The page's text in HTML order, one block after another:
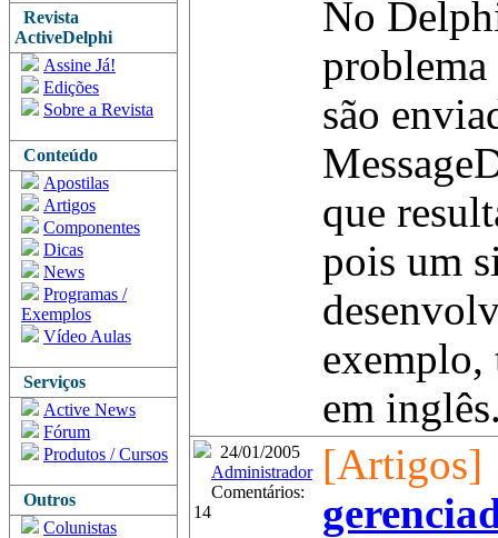
Revista
ActiveDelphi
Assine Já!
Edições
Sobre a Revista
Conteúdo
Apostilas
Artigos
Componentes
Dicas
News
Programas /
Exemplos
Vídeo Aulas
Serviços
Active News
Fórum
Produtos / Cursos
Outros
Colunistas
No
problema
são
que
pois um
exemplo,
em
24/01/2005
Administrador
Comentários:
14
[Artigos]